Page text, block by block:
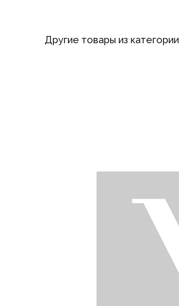
Другие товары из категории